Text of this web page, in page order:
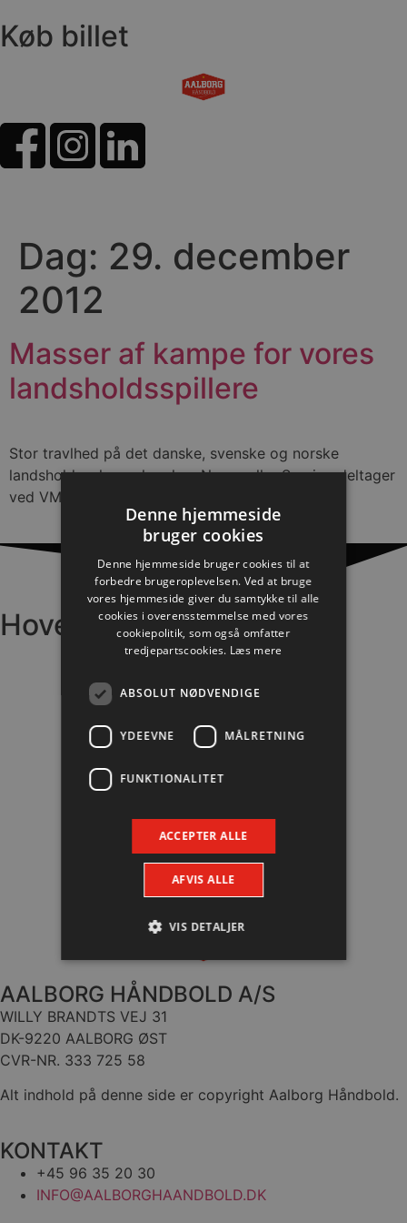
Køb billet
Dag: 29. december
2012
Masser af kampe for vores
landsholdsspillere
Stor travlhed på det danske, svenske og norske
landshold, selv om hverken Norge eller Sverige deltager
ved VM i Spanien.
Hovedpartnere
AALBORG HÅNDBOLD A/S
WILLY BRANDTS VEJ 31
DK-9220 AALBORG ØST
CVR-NR. 333 725 58
Alt indhold på denne side er copyright Aalborg Håndbold.
KONTAKT
+45 96 35 20 30
INFO@AALBORGHAANDBOLD.DK
Denne hjemmeside
bruger cookies
Denne hjemmeside bruger cookies til at
forbedre brugeroplevelsen. Ved at bruge
vores hjemmeside giver du samtykke til alle
cookies i overensstemmelse med vores
cookiepolitik, som også omfatter
tredjepartscookies. Læs mere
ABSOLUT NØDVENDIGE
YDEEVNE MÅLRETNING
FUNKTIONALITET
ACCEPTER ALLE
AFVIS ALLE
VIS DETALJER
Absolut nødvendige
Ydeevne
Målretning
Absolut nødvendige cookies muliggør
hjemmesidens grundlæggende funktionalitet
såsom brugerlogin og kontoadministration.
Hjemmesiden kan ikke bruges korrekt uden de
Navn
/dyna-.*/i